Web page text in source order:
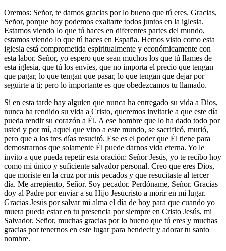
Oremos: Señor, te damos gracias por lo bueno que tú eres. Gracias,
Señor, porque hoy podemos exaltarte todos juntos en la iglesia.
Estamos viendo lo que tú haces en diferentes partes del mundo,
estamos viendo lo que tú haces en España. Hemos visto como esta
iglesia está comprometida espiritualmente y económicamente con
esta labor. Señor, yo espero que sean muchos los que tú llames de
esta iglesia, que tú los envíes, que no importa el precio que tengan
que pagar, lo que tengan que pasar, lo que tengan que dejar por
seguirte a ti; pero lo importante es que obedezcamos tu llamado.
Si en esta tarde hay alguien que nunca ha entregado su vida a Dios,
nunca ha rendido su vida a Cristo, queremos invitarle a que este día
pueda rendir su corazón a Él. A ese hombre que lo ha dado todo por
usted y por mí, aquel que vino a este mundo, se sacrificó, murió,
pero que a los tres días resucitó. Ese es el poder que Él tiene para
demostrarnos que solamente Él puede darnos vida eterna. Yo le
invito a que pueda repetir esta oración: Señor Jesús, yo te recibo hoy
como mi único y suficiente salvador personal. Creo que eres Dios,
que moriste en la cruz por mis pecados y que resucitaste al tercer
día. Me arrepiento, Señor. Soy pecador. Perdóname, Señor. Gracias
doy al Padre por enviar a su Hijo Jesucristo a morir en mi lugar.
Gracias Jesús por salvar mi alma el día de hoy para que cuando yo
muera pueda estar en tu presencia por siempre en Cristo Jesús, mi
Salvador. Señor, muchas gracias por lo bueno que tú eres y muchas
gracias por tenernos en este lugar para bendecir y adorar tu santo
nombre.